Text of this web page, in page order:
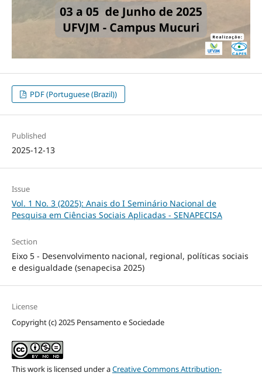
PDF (Portuguese (Brazil))
Published
2025-12-13
Issue
Vol. 1 No. 3 (2025): Anais do I Seminário Nacional de
Pesquisa em Ciências Sociais Aplicadas - SENAPECISA
Section
Eixo 5 - Desenvolvimento nacional, regional, políticas sociais
e desigualdade (senapecisa 2025)
License
Copyright (c) 2025 Pensamento e Sociedade
This work is licensed under aCreative Commons Attribution-